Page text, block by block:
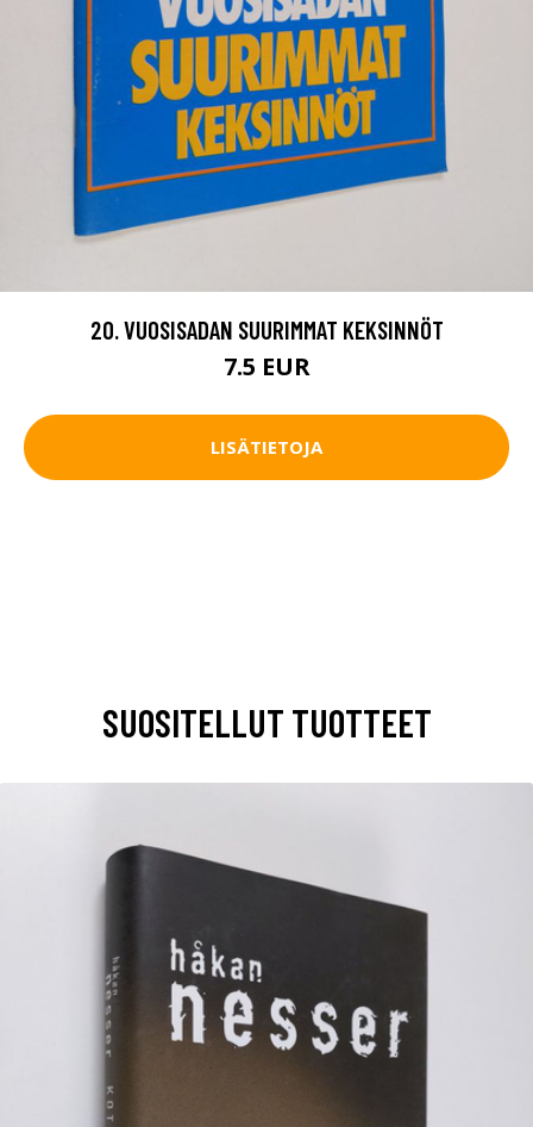
20. VUOSISADAN SUURIMMAT KEKSINNÖT
7.5 EUR
LISÄTIETOJA
SUOSITELLUT TUOTTEET